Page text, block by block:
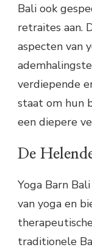
Bali ook
retraites aan.
aspecten van
verdiepende
staat om hun
een diepere
De
Yoga Barn
van yoga en
traditionele